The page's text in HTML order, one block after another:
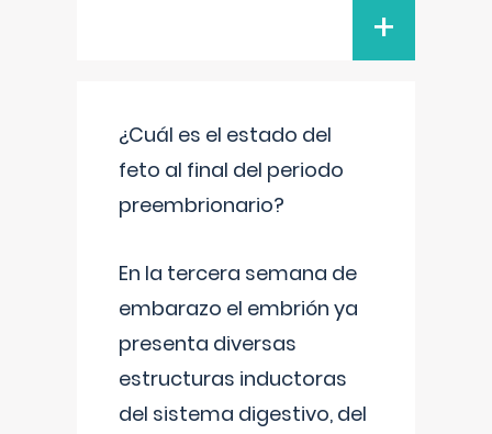
+
¿Cuál es el estado del
feto al final del periodo
preembrionario?
En la tercera semana de
embarazo el embrión ya
presenta diversas
estructuras inductoras
del sistema digestivo, del